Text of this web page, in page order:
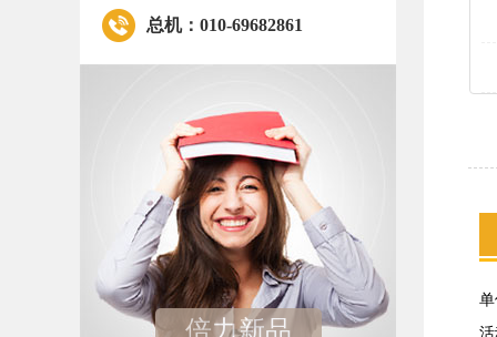
总机：010-69682861
倍力新品